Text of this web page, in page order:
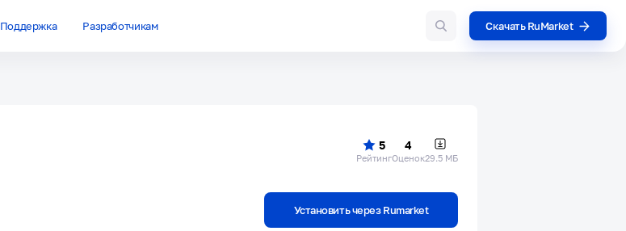
Поддержка Разработчикам Скачать RuMarket
5
Рейтинг
4
Оценок29.5 МБ
Установить через Rumarket